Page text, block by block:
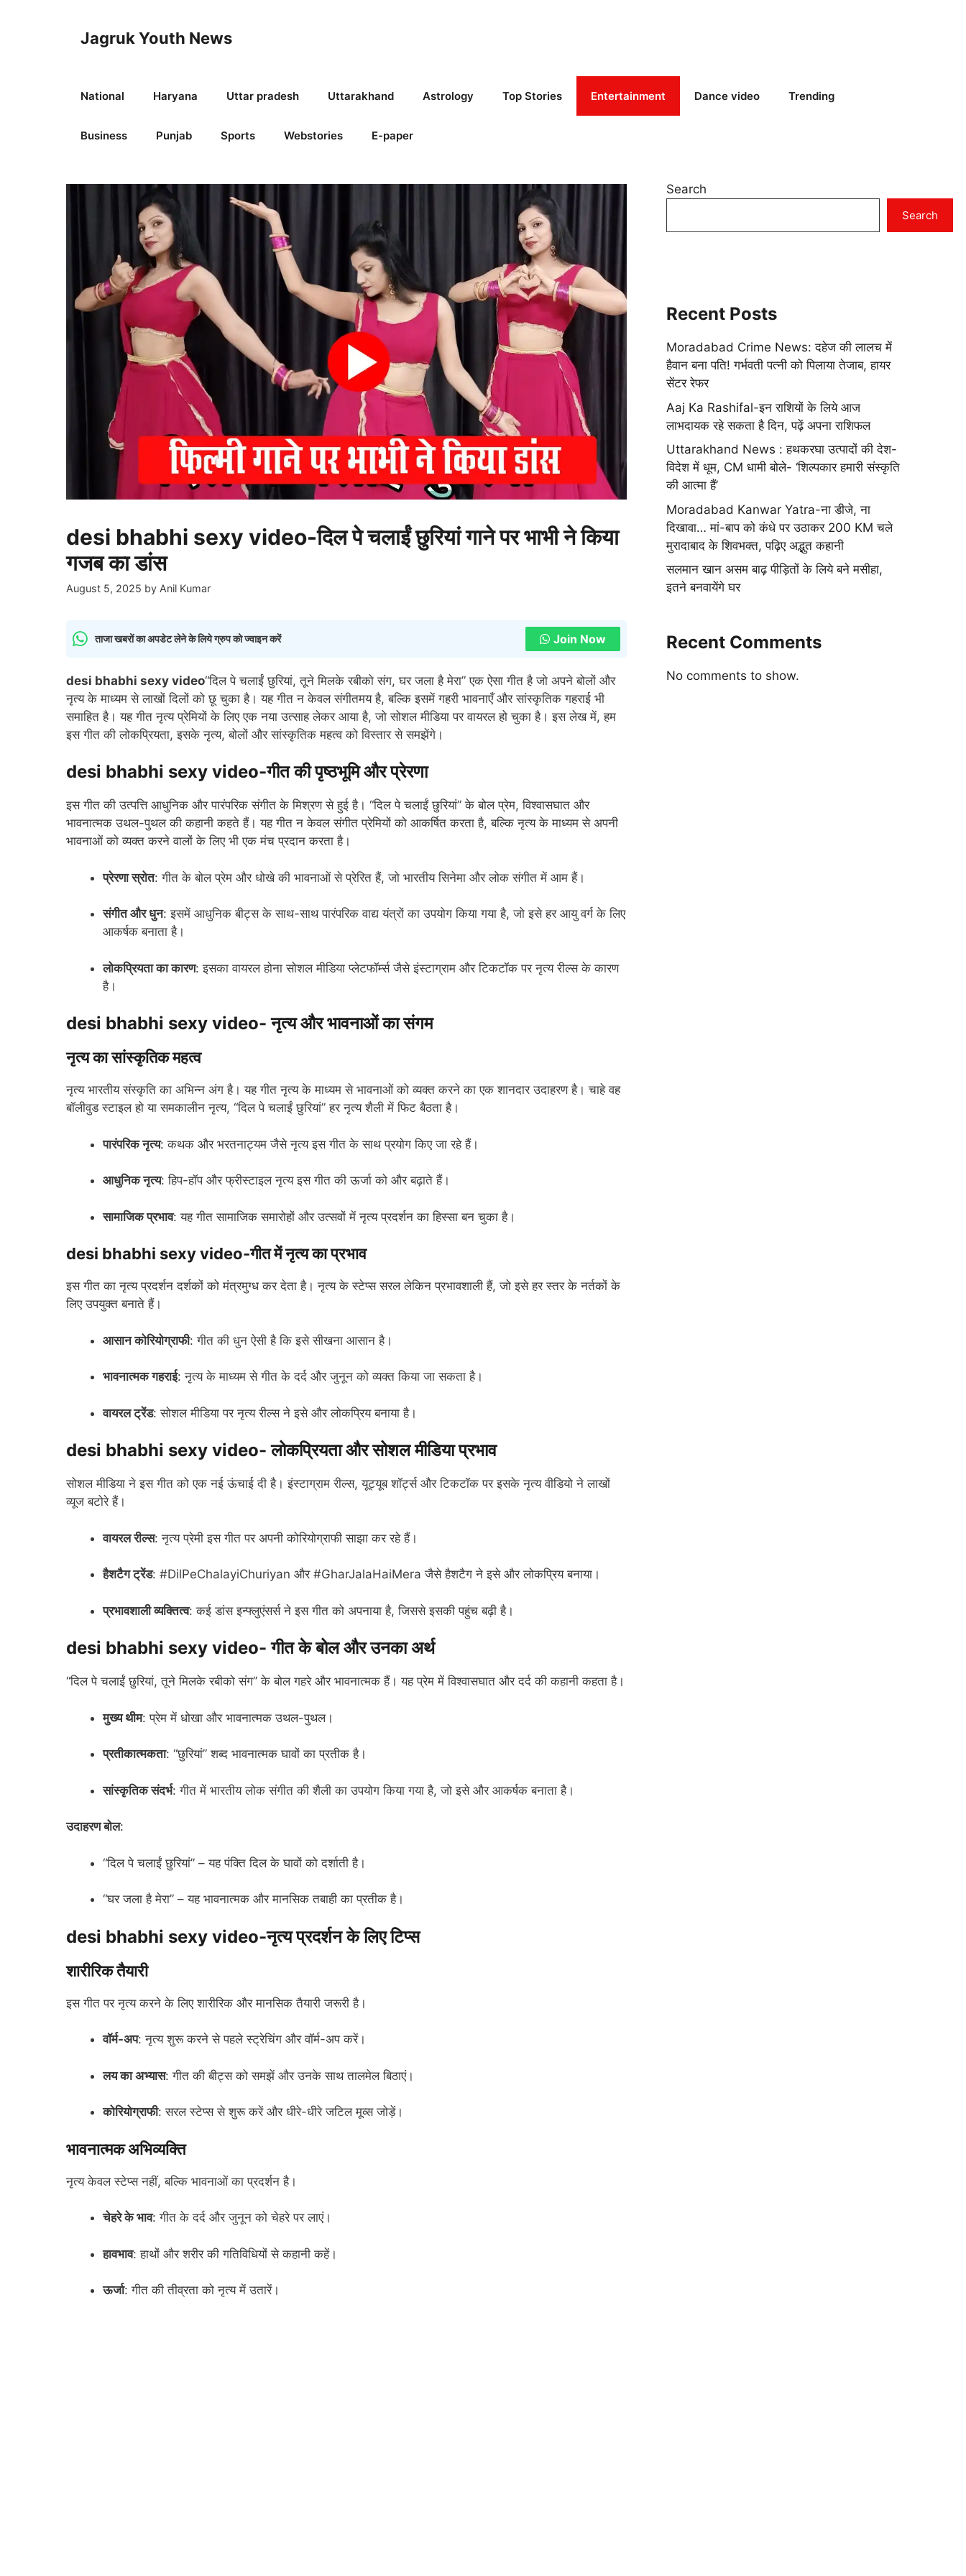
Jagruk Youth News
National Haryana Uttar pradesh Uttarakhand Astrology Top Stories Entertainment Dance video Trending
Business Punjab Sports Webstories E-paper
desi bhabhi sexy video-दिल पे चलाईं छुरियां गाने पर भाभी ने किया
गजब का डांस
August 5, 2025 by Anil Kumar
ताजा खबरों का अपडेट लेने के लिये ग्रुप को ज्वाइन करें Join Now
desi bhabhi sexy video“दिल पे चलाईं छुरियां, तूने मिलके रबीको संग, घर जला है मेरा” एक ऐसा गीत है जो अपने बोलों और
नृत्य के माध्यम से लाखों दिलों को छू चुका है। यह गीत न केवल संगीतमय है, बल्कि इसमें गहरी भावनाएँ और सांस्कृतिक गहराई भी
समाहित है। यह गीत नृत्य प्रेमियों के लिए एक नया उत्साह लेकर आया है, जो सोशल मीडिया पर वायरल हो चुका है। इस लेख में, हम
इस गीत की लोकप्रियता, इसके नृत्य, बोलों और सांस्कृतिक महत्व को विस्तार से समझेंगे।
desi bhabhi sexy video-गीत की पृष्ठभूमि और प्रेरणा
इस गीत की उत्पत्ति आधुनिक और पारंपरिक संगीत के मिश्रण से हुई है। “दिल पे चलाईं छुरियां” के बोल प्रेम, विश्वासघात और
भावनात्मक उथल-पुथल की कहानी कहते हैं। यह गीत न केवल संगीत प्रेमियों को आकर्षित करता है, बल्कि नृत्य के माध्यम से अपनी
भावनाओं को व्यक्त करने वालों के लिए भी एक मंच प्रदान करता है।
प्रेरणा स्रोत: गीत के बोल प्रेम और धोखे की भावनाओं से प्रेरित हैं, जो भारतीय सिनेमा और लोक संगीत में आम हैं।
संगीत और धुन: इसमें आधुनिक बीट्स के साथ-साथ पारंपरिक वाद्य यंत्रों का उपयोग किया गया है, जो इसे हर आयु वर्ग के लिए
आकर्षक बनाता है।
लोकप्रियता का कारण: इसका वायरल होना सोशल मीडिया प्लेटफॉर्म्स जैसे इंस्टाग्राम और टिकटॉक पर नृत्य रील्स के कारण
है।
desi bhabhi sexy video- नृत्य और भावनाओं का संगम
नृत्य का सांस्कृतिक महत्व
नृत्य भारतीय संस्कृति का अभिन्न अंग है। यह गीत नृत्य के माध्यम से भावनाओं को व्यक्त करने का एक शानदार उदाहरण है। चाहे वह
बॉलीवुड स्टाइल हो या समकालीन नृत्य, “दिल पे चलाईं छुरियां” हर नृत्य शैली में फिट बैठता है।
पारंपरिक नृत्य: कथक और भरतनाट्यम जैसे नृत्य इस गीत के साथ प्रयोग किए जा रहे हैं।
आधुनिक नृत्य: हिप-हॉप और फ्रीस्टाइल नृत्य इस गीत की ऊर्जा को और बढ़ाते हैं।
सामाजिक प्रभाव: यह गीत सामाजिक समारोहों और उत्सवों में नृत्य प्रदर्शन का हिस्सा बन चुका है।
desi bhabhi sexy video-गीत में नृत्य का प्रभाव
इस गीत का नृत्य प्रदर्शन दर्शकों को मंत्रमुग्ध कर देता है। नृत्य के स्टेप्स सरल लेकिन प्रभावशाली हैं, जो इसे हर स्तर के नर्तकों के
लिए उपयुक्त बनाते हैं।
आसान कोरियोग्राफी: गीत की धुन ऐसी है कि इसे सीखना आसान है।
भावनात्मक गहराई: नृत्य के माध्यम से गीत के दर्द और जुनून को व्यक्त किया जा सकता है।
वायरल ट्रेंड: सोशल मीडिया पर नृत्य रील्स ने इसे और लोकप्रिय बनाया है।
desi bhabhi sexy video- लोकप्रियता और सोशल मीडिया प्रभाव
सोशल मीडिया ने इस गीत को एक नई ऊंचाई दी है। इंस्टाग्राम रील्स, यूट्यूब शॉर्ट्स और टिकटॉक पर इसके नृत्य वीडियो ने लाखों
व्यूज बटोरे हैं।
वायरल रील्स: नृत्य प्रेमी इस गीत पर अपनी कोरियोग्राफी साझा कर रहे हैं।
हैशटैग ट्रेंड: #DilPeChalayiChuriyan और #GharJalaHaiMera जैसे हैशटैग ने इसे और लोकप्रिय बनाया।
प्रभावशाली व्यक्तित्व: कई डांस इन्फ्लुएंसर्स ने इस गीत को अपनाया है, जिससे इसकी पहुंच बढ़ी है।
desi bhabhi sexy video- गीत के बोल और उनका अर्थ
“दिल पे चलाईं छुरियां, तूने मिलके रबीको संग” के बोल गहरे और भावनात्मक हैं। यह प्रेम में विश्वासघात और दर्द की कहानी कहता है।
मुख्य थीम: प्रेम में धोखा और भावनात्मक उथल-पुथल।
प्रतीकात्मकता: “छुरियां” शब्द भावनात्मक घावों का प्रतीक है।
सांस्कृतिक संदर्भ: गीत में भारतीय लोक संगीत की शैली का उपयोग किया गया है, जो इसे और आकर्षक बनाता है।
उदाहरण बोल:
“दिल पे चलाईं छुरियां” – यह पंक्ति दिल के घावों को दर्शाती है।
“घर जला है मेरा” – यह भावनात्मक और मानसिक तबाही का प्रतीक है।
desi bhabhi sexy video-नृत्य प्रदर्शन के लिए टिप्स
शारीरिक तैयारी
इस गीत पर नृत्य करने के लिए शारीरिक और मानसिक तैयारी जरूरी है।
वॉर्म-अप: नृत्य शुरू करने से पहले स्ट्रेचिंग और वॉर्म-अप करें।
लय का अभ्यास: गीत की बीट्स को समझें और उनके साथ तालमेल बिठाएं।
कोरियोग्राफी: सरल स्टेप्स से शुरू करें और धीरे-धीरे जटिल मूव्स जोड़ें।
भावनात्मक अभिव्यक्ति
नृत्य केवल स्टेप्स नहीं, बल्कि भावनाओं का प्रदर्शन है।
चेहरे के भाव: गीत के दर्द और जुनून को चेहरे पर लाएं।
हावभाव: हाथों और शरीर की गतिविधियों से कहानी कहें।
ऊर्जा: गीत की तीव्रता को नृत्य में उतारें।
Search
Search
Recent Posts
Moradabad Crime News: दहेज की लालच में
हैवान बना पति! गर्भवती पत्नी को पिलाया तेजाब, हायर
सेंटर रेफर
Aaj Ka Rashifal-इन राशियों के लिये आज
लाभदायक रहे सकता है दिन, पढ़ें अपना राशिफल
Uttarakhand News : हथकरघा उत्पादों की देश-
विदेश में धूम, CM धामी बोले- ‘शिल्पकार हमारी संस्कृति
की आत्मा हैं’
Moradabad Kanwar Yatra-ना डीजे, ना
दिखावा… मां-बाप को कंधे पर उठाकर 200 KM चले
मुरादाबाद के शिवभक्त, पढ़िए अद्भुत कहानी
सलमान खान असम बाढ़ पीड़ितों के लिये बने मसीहा,
इतने बनवायेंगे घर
Recent Comments
No comments to show.